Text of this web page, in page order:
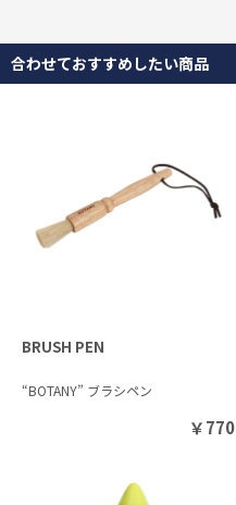
合わせておすすめしたい商品
BRUSH PEN
“BOTANY” ブラシペン
￥770